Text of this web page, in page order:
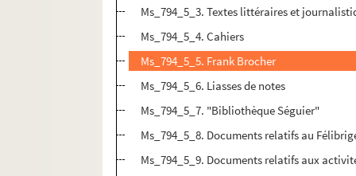
Ms_794_5_3. Textes littéraires et
Ms_794_5_4. Cahiers
Ms_794_5_5. Frank Brocher
Ms_794_5_6. Liasses de notes
Ms_794_5_7. "Bibliothèque Séguier"
Ms_794_5_8. Documents relatifs au
Ms_794_5_9. Documents relatifs aux